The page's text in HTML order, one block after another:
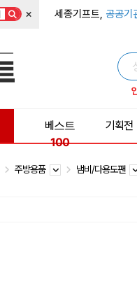
× 세종기프트, 공공기
베스트
100
기획전
주방용품 냄비/다용도팬